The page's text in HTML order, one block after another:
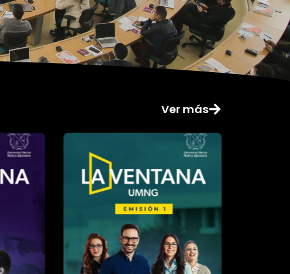
Ver más